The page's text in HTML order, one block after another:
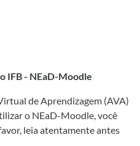
IFB - NEaD-Moodle
de Aprendizagem (AVA)
o NEaD-Moodle, você
leia atentamente antes